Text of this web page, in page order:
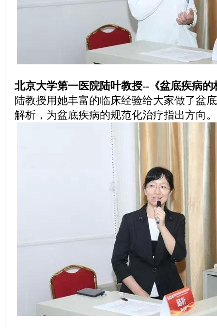
北京大学第一医院陆叶教授--《盆底疾病
陆教授用她丰富的临床经验给大家做了盆
解析，为盆底疾病的规范化治疗指出方向。